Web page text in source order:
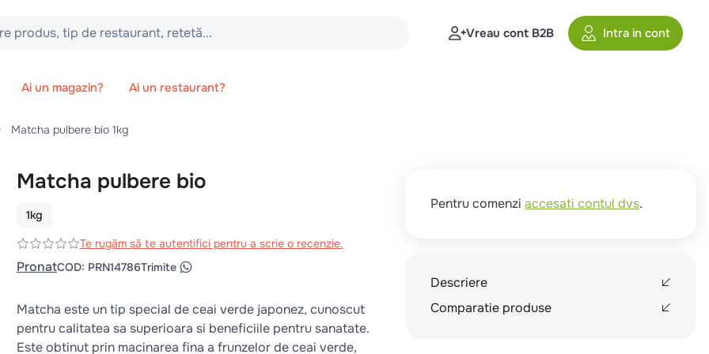
tip de restaurant, retetă...
Vreau cont B2B Intra in cont
Ai un magazin? Ai un restaurant?
Matcha pulbere bio 1kg
Matcha pulbere bio
1kg
Te rugăm să te autentifici pentru a scrie o recenzie.
PronatCOD: PRN14786Trimite
Matcha este un tip special de ceai verde japonez, cunoscut
pentru calitatea sa superioara si beneficiile pentru sanatate.
Este obtinut prin macinarea fina a frunzelor de ceai verde,
Pentru comenzi accesati contul dvs.
Descriere
Comparatie produse